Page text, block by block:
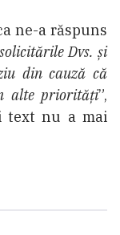
ne-a răspuns
Dvs. și
din cauză că
alte priorități”,
text nu a mai